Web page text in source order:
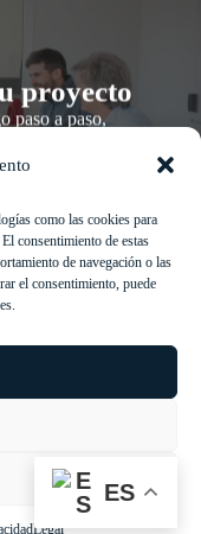
como las cookies para
consentimiento de estas
de navegación o las
el consentimiento, puede
Legal
proyecto
paso a paso,
Contáctanos y
nosotros
Cookies ES